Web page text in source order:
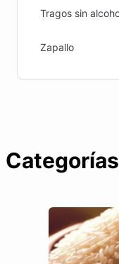
Tragos sin
Zapallo